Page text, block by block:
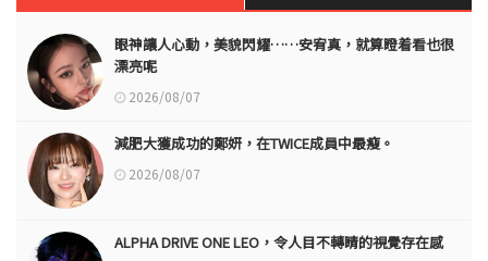
眼神讓人心動，美貌閃耀……安宥真，就算瞪着看也很
漂亮呢
2026/08/07
減肥大獲成功的鄭妍，在TWICE成員中最瘦。
2026/08/07
ALPHA DRIVE ONE LEO，令人目不轉睛的視覺存在感